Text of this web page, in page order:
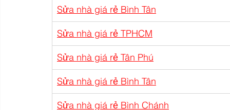
Sửa nhà giá rẻ Bình Tân
Sửa nhà giá rẻ TPHCM
Sửa nhà giá rẻ Tân Phú
Sửa nhà giá rẻ Bình Tân
Sửa nhà giá rẻ Bình Chánh